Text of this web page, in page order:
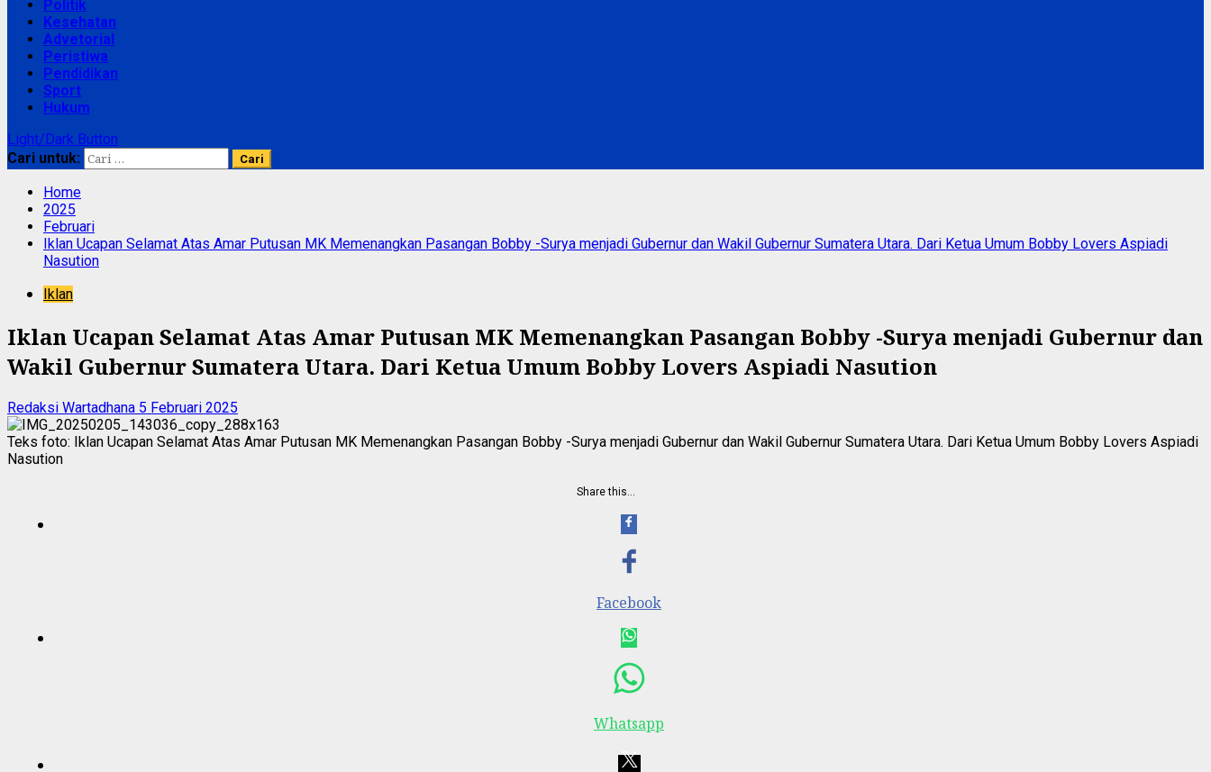
Politik
Kesehatan
Advetorial
Peristiwa
Pendidikan
Sport
Hukum
Light/Dark Button
Cari untuk:
Home
2025
Februari
Iklan Ucapan Selamat Atas Amar Putusan MK Memenangkan Pasangan Bobby -Surya menjadi Gubernur dan Wakil Gubernur Sumatera Utara. Dari Ketua Umum Bobby Lovers Aspiadi
Nasution
Iklan
Iklan Ucapan Selamat Atas Amar Putusan MK Memenangkan Pasangan Bobby -Surya menjadi Gubernur dan
Wakil Gubernur Sumatera Utara. Dari Ketua Umum Bobby Lovers Aspiadi Nasution
Redaksi Wartadhana 5 Februari 2025
Teks foto: Iklan Ucapan Selamat Atas Amar Putusan MK Memenangkan Pasangan Bobby -Surya menjadi Gubernur dan Wakil Gubernur Sumatera Utara. Dari Ketua Umum Bobby Lovers Aspiadi
Nasution
Share this…
Facebook
Whatsapp